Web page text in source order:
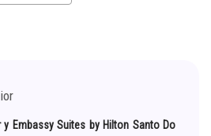
y Embassy Suites by Hilton Santo Do